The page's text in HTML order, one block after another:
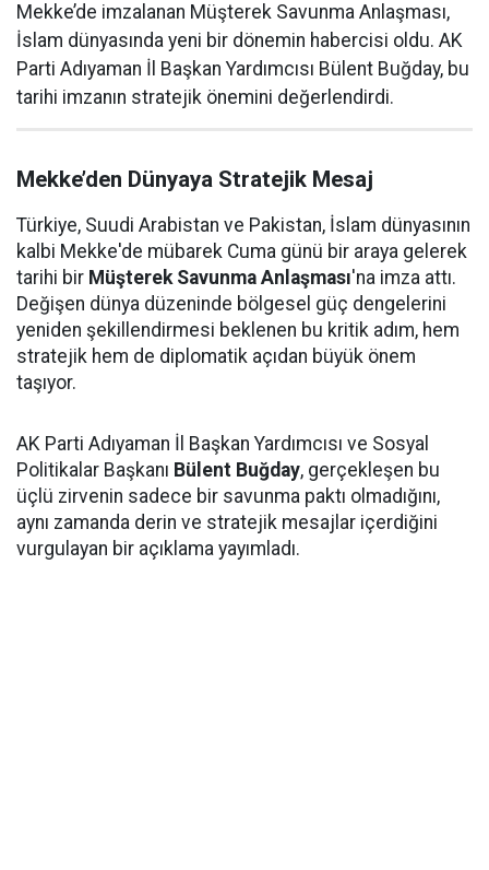
Mekke’de imzalanan Müşterek Savunma Anlaşması,
İslam dünyasında yeni bir dönemin habercisi oldu. AK
Parti Adıyaman İl Başkan Yardımcısı Bülent Buğday, bu
tarihi imzanın stratejik önemini değerlendirdi.
Mekke’den Dünyaya Stratejik Mesaj
Türkiye, Suudi Arabistan ve Pakistan, İslam dünyasının
kalbi Mekke'de mübarek Cuma günü bir araya gelerek
tarihi bir Müşterek Savunma Anlaşması'na imza attı.
Değişen dünya düzeninde bölgesel güç dengelerini
yeniden şekillendirmesi beklenen bu kritik adım, hem
stratejik hem de diplomatik açıdan büyük önem
taşıyor.
AK Parti Adıyaman İl Başkan Yardımcısı ve Sosyal
Politikalar Başkanı Bülent Buğday, gerçekleşen bu
üçlü zirvenin sadece bir savunma paktı olmadığını,
aynı zamanda derin ve stratejik mesajlar içerdiğini
vurgulayan bir açıklama yayımladı.